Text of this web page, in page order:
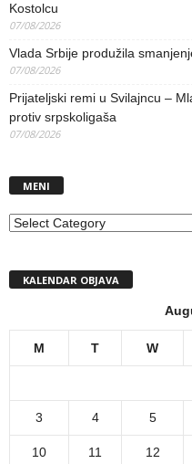
Kostolcu
07/08/2026
Vlada Srbije produžila
07/08/2026
Prijateljski remi u Svilajncu –
protiv srpskoligaša
07/08/2026
MENI
MENI
KALENDAR OBJAVA
M T W
3 4 5
10 11 12